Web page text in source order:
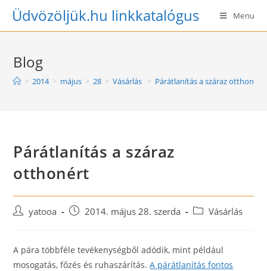
SkipÜdvözöljük.hu linkkatalógus Menu
Blog
> 2014 > május > 28 > Vásárlás > Párátlanítás a száraz otthonért
Párátlanítás a száraz
otthonért
Postyatooa
Post2014. május 28. szerda
PostVásárlás
A pára többféle tevékenységből adódik, mint például
mosogatás, főzés és ruhaszárítás.A párátlanítás fontos